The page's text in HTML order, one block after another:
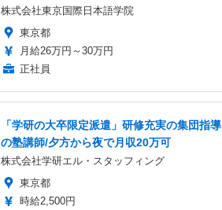
株式会社東京国際日本語学院
東京都
月給26万円～30万円
正社員
「学研の大卒限定派遣」研修充実の集団指導
の塾講師/夕方から夜で月収20万可
株式会社学研エル・スタッフィング
東京都
時給2,500円